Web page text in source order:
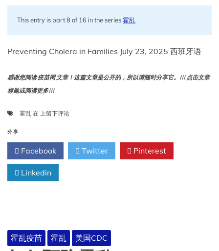
This entry is part 8 of 16 in the series霍乱
Preventing Cholera in Families July 23, 2025 西班牙语
感谢您阅读 疫苗网 文章！这篇文章是公开的，所以请随时分享它。!!! 点击文章
标题或阅读更多!!!
霍乱 在 预
庭
霍
乱
上留下评论
分享
Facebook Twitter Pinterest
Linkedin
霍乱疫苗 霍乱 美国CDC